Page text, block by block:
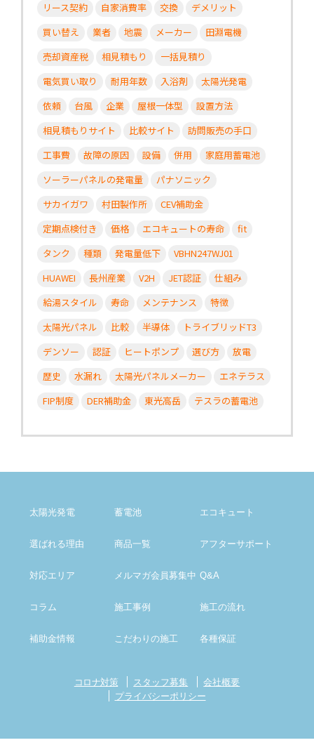
リース契約
自家消費率 交換
デメリット
買い替え
業者 地震 メーカー
田淵電機
売却資産税
相見積もり
一括見積り
電気買い取り
耐用年数 入浴剤
太陽光発電
依頼
台風 企業 屋根一体型
設置方法
相見積もりサイト
比較サイト
訪問販売の手口
工事費
故障の原因 設備 併用
家庭用蓄電池
ソーラーパネルの発電量
パナソニック
サカイガワ
村田製作所
CEV補助金
定期点検付き
価格 エコキュートの寿命
fit
タンク
種類 発電量低下
VBHN247WJ01
HUAWEI
長州産業 V2H JET認証
仕組み
給湯スタイル
寿命 メンテナンス
特徴
太陽光パネル
比較 半導体
トライブリッドT3
デンソー
認証 ヒートポンプ 選び方
放電
歴史
水漏れ 太陽光パネルメーカー
エネテラス
FIP制度
DER補助金 東光高岳 テスラの蓄電池
太陽光発電 蓄電池 エコキュート
選ばれる理由 商品一覧 アフターサポート
対応エリア メルマガ会員募集中 Q&A
コラム 施工事例 施工の流れ
補助金情報 こだわりの施工 各種保証
コロナ対策 スタッフ募集
会社概要
プライバシーポリシー